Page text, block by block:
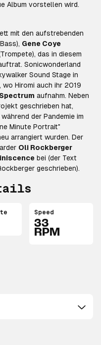
Album vorstellen wird.
mit den aufstrebenden
Gene Coye
das in diesem
Sonicwonderland
Sound Stage in
Hiromi auch ihr 2019
Spectrum aufnahm. Neben
geschrieben hat,
der Pandemie im
Minute Portrait"
arrangiert wurden. Der
Oli Rockberger
bei (der Text
geschrieben).
Speed
33
RPM